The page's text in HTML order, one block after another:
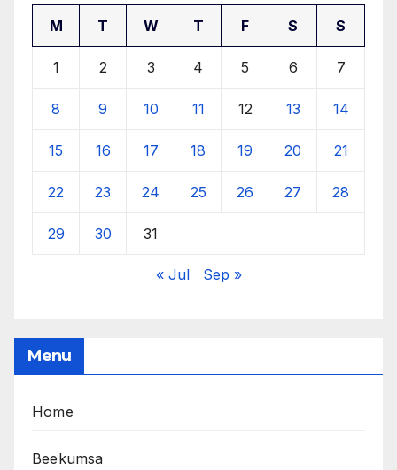
M T W T F S S
1 2 3 4 5 6 7
8 9 10 11 12 13 14
15 16 17 18 19 20 21
22 23 24 25 26 27 28
29 30 31
« Jul Sep »
Menu
Home
Beekumsa